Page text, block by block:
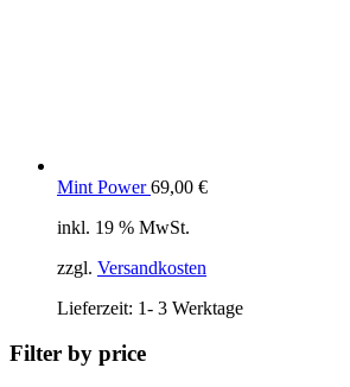
Mint Power 69,00 €
inkl. 19 % MwSt.
zzgl. Versandkosten
Lieferzeit: 1- 3 Werktage
Filter by price